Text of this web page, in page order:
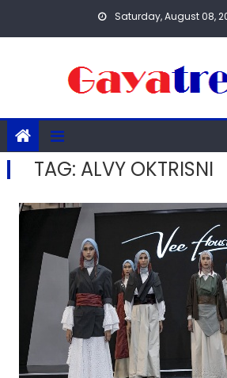
Saturday, August 08,
TAG: ALVY OKTRISNI